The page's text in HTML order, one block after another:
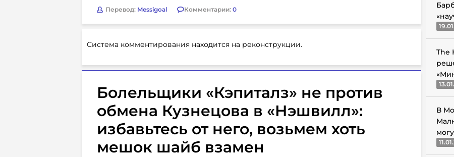
Перевод: Messigoal Комментарии: 0
Система комментирования находится на реконструкции.
Болельщики «Кэпиталз» не против
обмена Кузнецова в «Нэшвилл»:
избавьтесь от него, возьмем хоть
мешок шайб взамен
The
В